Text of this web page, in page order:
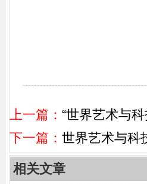
上一篇： “世界艺术与
下一篇： 世界艺术与科
相关文章